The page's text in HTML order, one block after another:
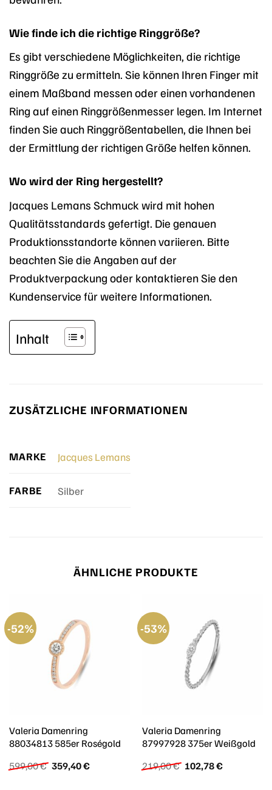
Wie finde ich die richtige Ringgröße?
Es gibt verschiedene Möglichkeiten, die richtige
Ringgröße zu ermitteln. Sie können Ihren Finger mit
einem Maßband messen oder einen vorhandenen
Ring auf einen Ringgrößenmesser legen. Im Internet
finden Sie auch Ringgrößentabellen, die Ihnen bei
der Ermittlung der richtigen Größe helfen können.
Wo wird der Ring hergestellt?
Jacques Lemans Schmuck wird mit hohen
Qualitätsstandards gefertigt. Die genauen
Produktionsstandorte können variieren. Bitte
beachten Sie die Angaben auf der
Produktverpackung oder kontaktieren Sie den
Kundenservice für weitere Informationen.
Inhalt
ZUSÄTZLICHE INFORMATIONEN
MARKE Jacques Lemans
FARBE Silber
ÄHNLICHE PRODUKTE
-52%
Valeria Damenring
88034813 585er Roségold
599,00€ Ursprünglicher
Preis
359,40€Aktueller
-53%
Valeria Damenring
87997928 375er Weißgold
219,00€ Ursprünglicher
Preis
102,78€Aktueller